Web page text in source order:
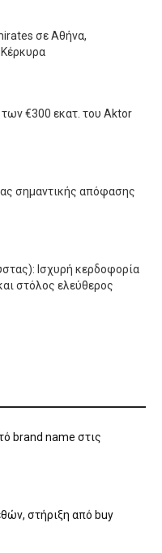
σε Αθήνα,
€300 εκατ. του Aktor
σημαντικής απόφασης
Ισχυρή κερδοφορία
στόλος ελεύθερος
brand name στις
στήριξη από buy